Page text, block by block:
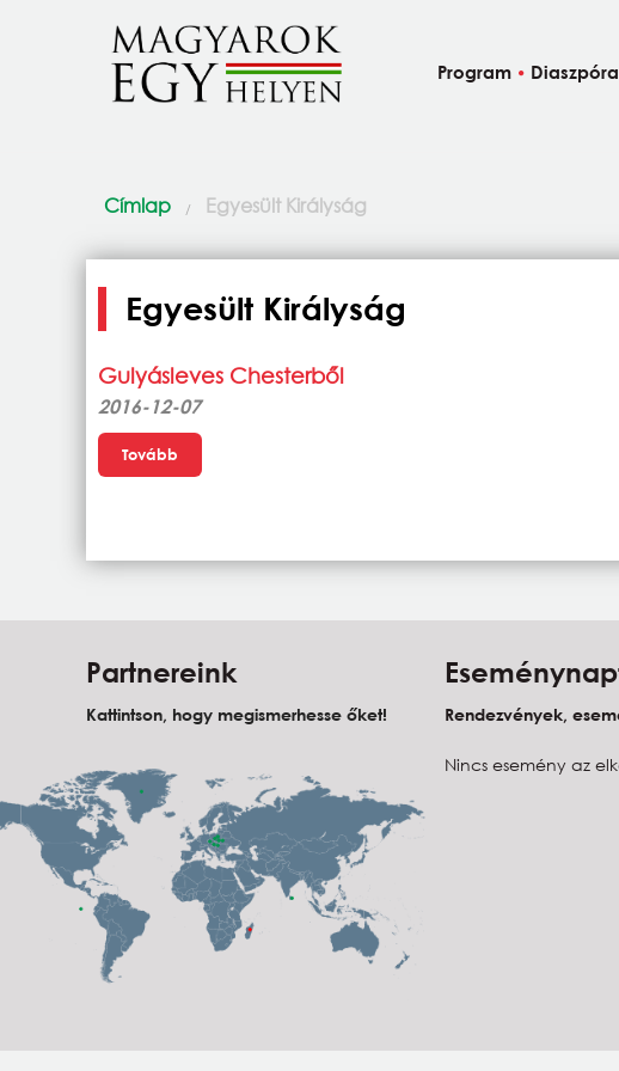
Program
Jelenlegi hely
Címlap Egyesült Királyság
Egyesült Királyság
Gulyásleves Chesterből
2016-12-07
Tovább
Partnereink
Kattintson, hogy megismerhesse őket! Rendezvények,
Nincs esemény az